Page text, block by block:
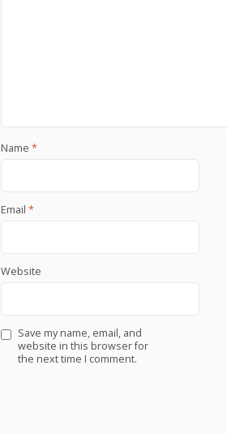
Name *
Email *
Website
Save my name, email, and
website in this browser for
the next time I comment.